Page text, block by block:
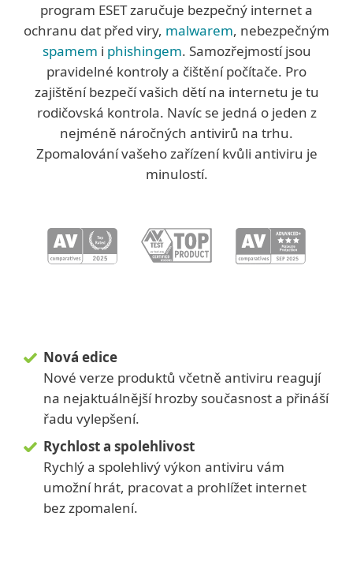
program ESET zaručuje bezpečný internet a
ochranu dat před viry, malwarem, nebezpečným
spamem i phishingem. Samozřejmostí jsou
pravidelné kontroly a čištění počítače. Pro
zajištění bezpečí vašich dětí na internetu je tu
rodičovská kontrola. Navíc se jedná o jeden z
nejméně náročných antivirů na trhu.
Zpomalování vašeho zařízení kvůli antiviru je
minulostí.
Nová edice
Nové verze produktů včetně antiviru reagují
na nejaktuálnější hrozby současnost a přináší
řadu vylepšení.
Rychlost a spolehlivost
Rychlý a spolehlivý výkon antiviru vám
umožní hrát, pracovat a prohlížet internet
bez zpomalení.